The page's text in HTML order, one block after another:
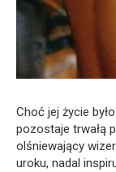
Choć jej życie
pozostaje trwałą
olśniewający
uroku, nadal